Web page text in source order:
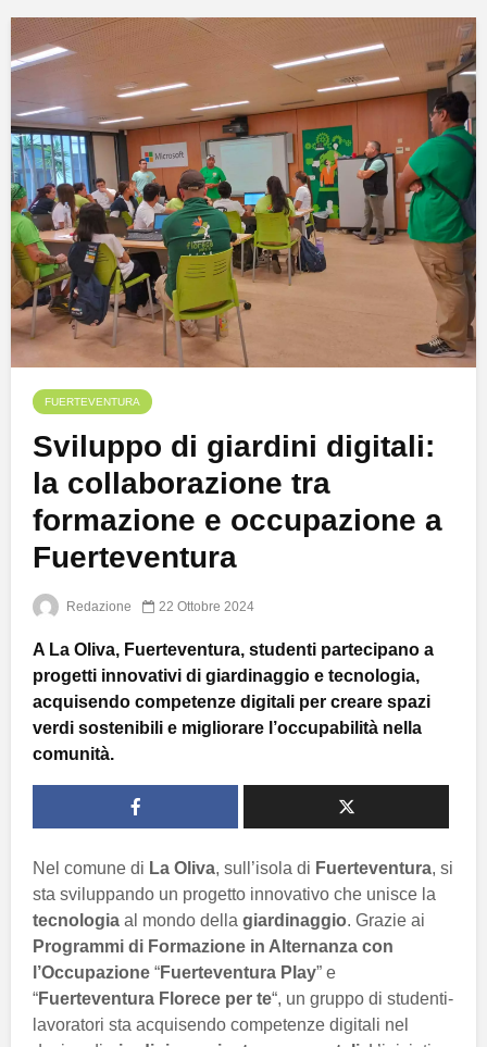
FUERTEVENTURA
Sviluppo di giardini digitali:
la collaborazione tra
formazione e occupazione a
Fuerteventura
Redazione 22 Ottobre 2024
A La Oliva, Fuerteventura, studenti partecipano a
progetti innovativi di giardinaggio e tecnologia,
acquisendo competenze digitali per creare spazi
verdi sostenibili e migliorare l’occupabilità nella
comunità.
Nel comune di La Oliva, sull’isola di Fuerteventura, si
sta sviluppando un progetto innovativo che unisce la
tecnologia al mondo della giardinaggio. Grazie ai
Programmi di Formazione in Alternanza con
l’Occupazione “Fuerteventura Play” e
“Fuerteventura Florece per te“, un gruppo di studenti-
lavoratori sta acquisendo competenze digitali nel